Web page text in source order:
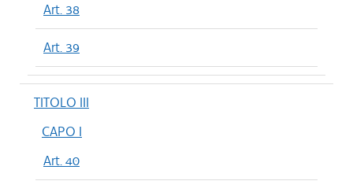
Art. 38
Art. 39
TITOLO III
CAPO I
Art. 40